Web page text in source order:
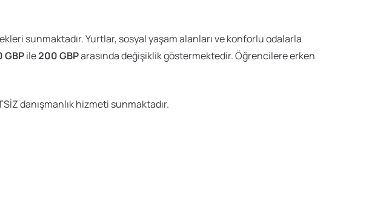
sunmaktadır. Yurtlar, sosyal yaşam alanları ve konforlu odalarla
GBPile200 GBParasında değişiklik göstermektedir. Öğrencilere erken
danışmanlık hizmeti sunmaktadır.